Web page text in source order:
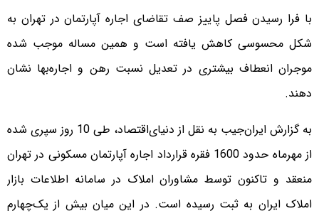
با فرا رسیدن فصل پاییز صف تقاضای اجاره آپارتمان در تهران به
شکل محسوسی کاهش یافته است و همین مساله موجب شده
موجران انعطاف بیشتری در تعدیل نسبت رهن و اجاره‌بها نشان
دهند.
به گزارش ایران‌جیب به نقل از دنیای‌اقتصاد، طی 10 روز سپری شده
از مهرماه حدود 1600 فقره قرارداد اجاره آپارتمان مسکونی در تهران
منعقد و تاکنون توسط مشاوران املاک در سامانه اطلاعات بازار
املاک ایران به ثبت رسیده است. در این میان بیش از یک‌چهارم